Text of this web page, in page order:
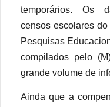
temporários. Os
censos escolares
Pesquisas
compilados pelo
grande volume de
Ainda que a